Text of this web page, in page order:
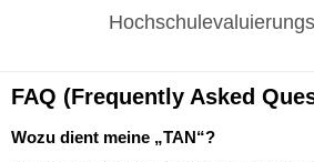
FAQ (Frequently Asked
Wozu dient meine „TAN“?